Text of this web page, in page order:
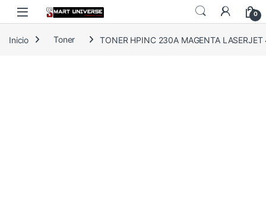
Skip to navigation
Skip to content
0
Inicio Toner TONER HPINC 230A MAGENTA